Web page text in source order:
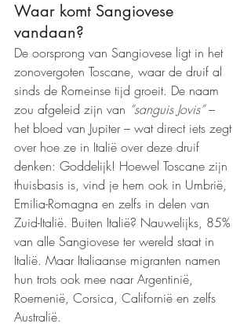
Waar komt Sangiovese
vandaan?
De oorsprong van Sangiovese ligt in het
zonovergoten Toscane, waar de druif al
sinds de Romeinse tijd groeit. De naam
zou afgeleid zijn van “sanguis Jovis” –
het bloed van Jupiter – wat direct iets zegt
over hoe ze in Italië over deze druif
denken: Goddelijk! Hoewel Toscane zijn
thuisbasis is, vind je hem ook in Umbrië,
Emilia-Romagna en zelfs in delen van
Zuid-Italië. Buiten Italië? Nauwelijks, 85%
van alle Sangiovese ter wereld staat in
Italië. Maar Italiaanse migranten namen
hun trots ook mee naar Argentinië,
Roemenië, Corsica, Californië en zelfs
Australië.